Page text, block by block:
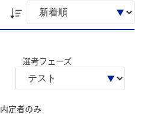
選考フェーズ
内定者のみ